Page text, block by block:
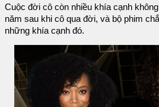
Cuộc đời cô còn nhiều khía cạnh
năm sau khi cô qua đời, và bộ phim
những khía cạnh đó.